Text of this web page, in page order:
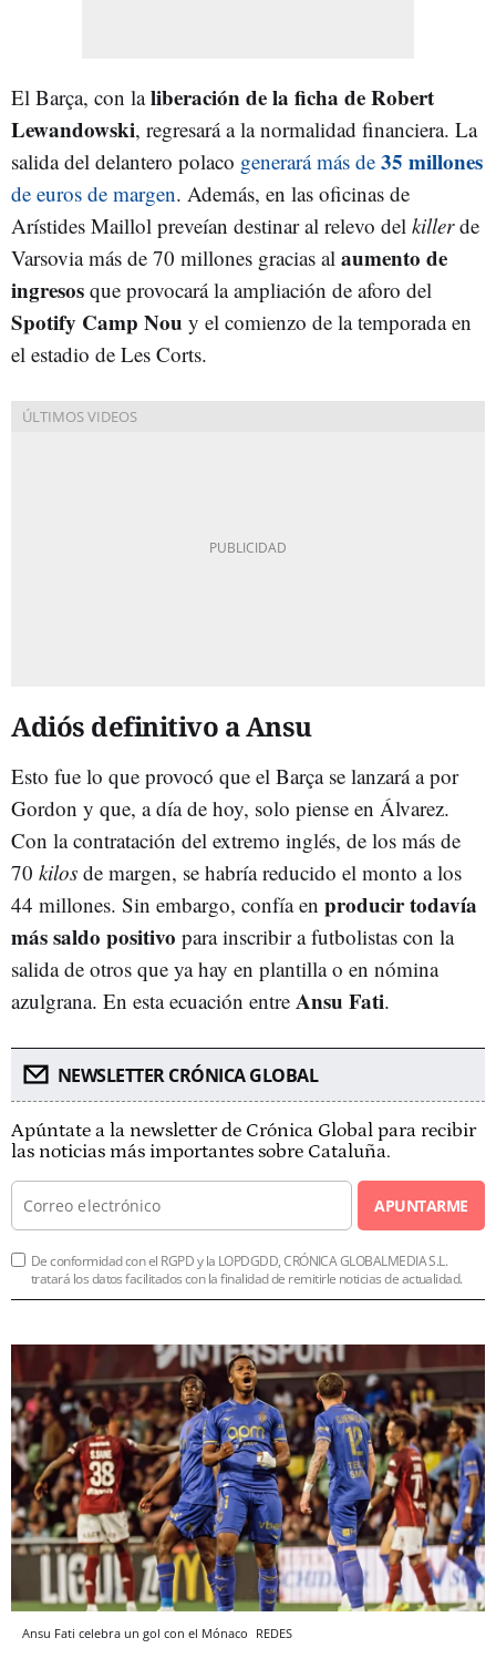
El Barça, con laliberación de la ficha de Robert
Lewandowski, regresará a la normalidad financiera. La
salida del delantero polaco generará más de 35 millones
de euros de margen. Además, en las oficinas de
Arístides Maillol preveían destinar al relevo del killerde
Varsovia más de 70 millones gracias al aumento de
ingresos que provocará la ampliación de aforo del
Spotify Camp Nou y el comienzo de la temporada en
el estadio de Les Corts.
Adiós definitivo a Ansu
Esto fue lo que provocó que el Barça se lanzará a por
Gordon y que, a día de hoy, solo piense en Álvarez.
Con la contratación del extremo inglés, de los más de
70 kilos de margen, se habría reducido el monto a los
44 millones. Sin embargo, confía en producir todavía
más saldo positivo para inscribir a futbolistas con la
salida de otros que ya hay en plantilla o en nómina
azulgrana. En esta ecuación entre Ansu Fati.
NEWSLETTER CRÓNICA GLOBAL
Apúntate a la newsletter de Crónica Global para recibir
las noticias más importantes sobre Cataluña.
APUNTARME
De conformidad con el RGPD y la LOPDGDD, CRÓNICA GLOBALMEDIA S.L.
tratará los datos facilitados con la finalidad de remitirle noticias de actualidad.
Ansu Fati celebra un gol con el Mónaco REDES